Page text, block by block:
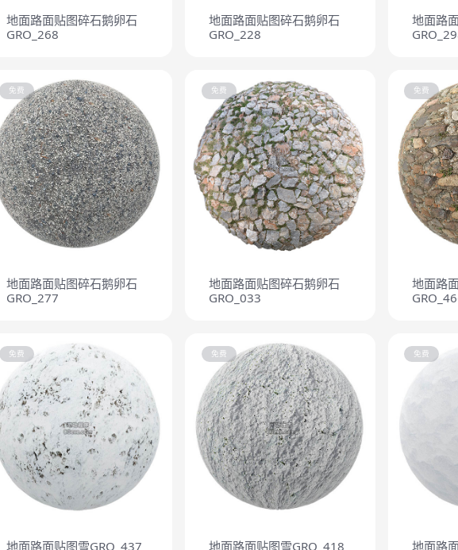
地面路面贴图碎石鹅卵石
GRO_268
地面路面贴图碎石鹅卵石
GRO_228
地面路
免费
地面路面贴图碎石鹅卵石
GRO_277
免费
地面路面贴图碎石鹅卵石
GRO_033
免费
地面路
免费
地面路面贴图雪GRO_437
免费
地面路面贴图雪GRO_418
免费
地面路